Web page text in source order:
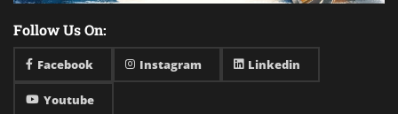
Follow Us On:
Facebook Instagram Linkedin
Youtube